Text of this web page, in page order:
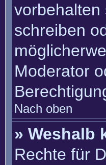
vorbehalten
schreiben
Moderator
Nach oben
» Weshalb
Rechte für